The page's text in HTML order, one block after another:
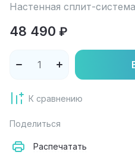
Настенная сплит-система
48 490 ₽
К сравнению
Поделиться
Распечатать